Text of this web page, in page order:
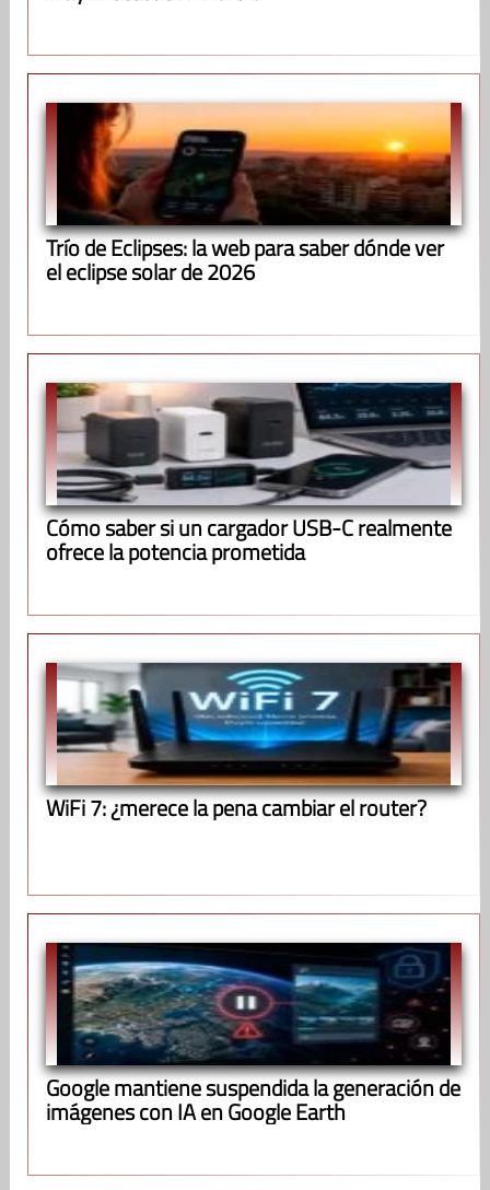
Trío de Eclipses: la web para saber dónde ver
el eclipse solar de 2026
Cómo saber si un cargador USB-C realmente
ofrece la potencia prometida
WiFi 7: ¿merece la pena cambiar el router?
Google mantiene suspendida la generación de
imágenes con IA en Google Earth